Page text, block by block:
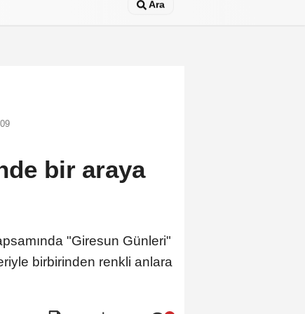
Ara
bir araya
"Giresun Günleri"
birbirinden renkli anlara